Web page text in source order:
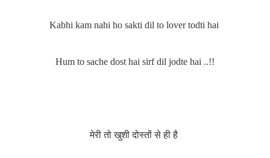
Kabhi kam nahi ho sakti dil to lover todti hai
Hum to sache dost hai sirf dil jodte hai ..!!
मेरी तो खुशी दोस्तों से ही है